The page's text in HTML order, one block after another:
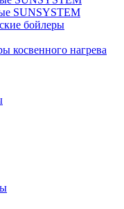
SUNSYSTEM
бойлеры
косвенного нагрева